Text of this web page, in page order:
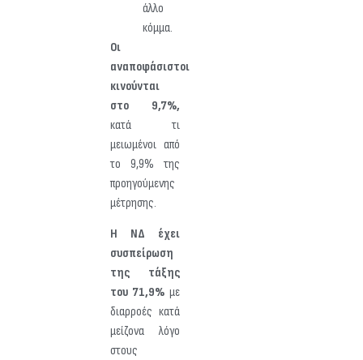
άλλο
κόμμα.
Οι
αναποφάσιστοι
κινούνται
στο 9,7%,
κατά τι
μειωμένοι από
το 9,9% της
προηγούμενης
μέτρησης.
Η ΝΔ έχει
συσπείρωση
της τάξης
του 71,9% με
διαρροές κατά
μείζονα λόγο
στους